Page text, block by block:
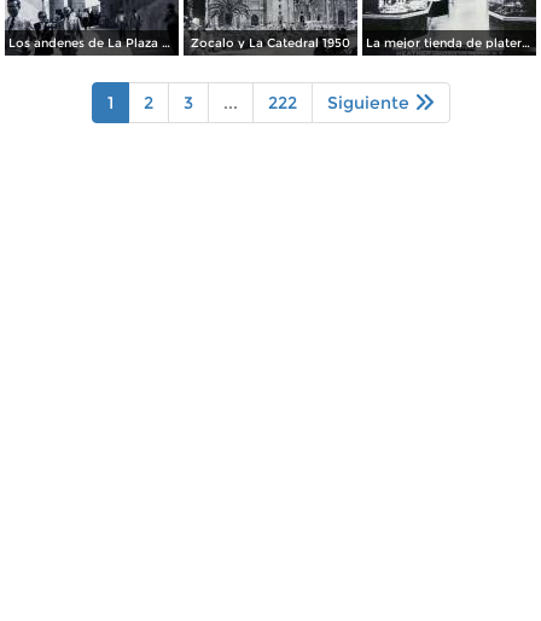
Los andenes de La Plaza de toros Ciudad de México 1950 Zocalo y La Catedral 1950 La mejor tienda de plateria.
1 2 3 ... 222 Siguiente